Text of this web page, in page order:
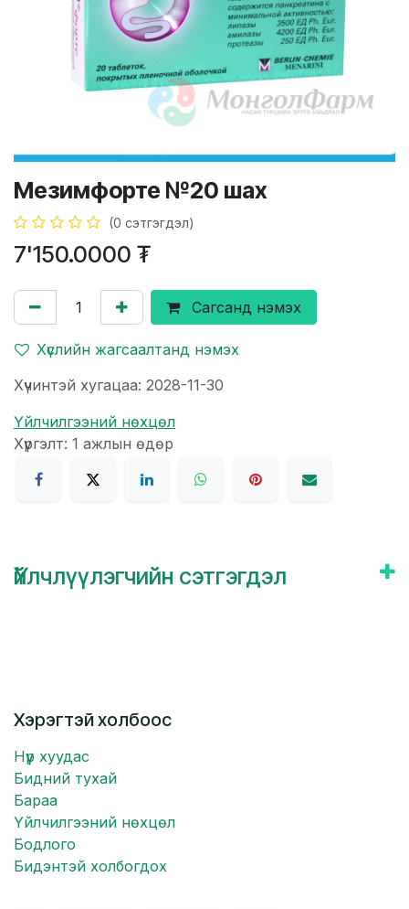
Мезимфорте №20 шах
(0 сэтгэгдэл)
7'150.0000 ₮
Сагсанд нэмэх
Хүслийн жагсаалтанд нэмэх
Хүчинтэй хугацаа: 2028-11-30
Үйлчилгээний нөхцөл
Хүргэлт: 1 ажлын өдөр
Үйлчлүүлэгчийн сэтгэгдэл
Хэрэгтэй холбоос
Нүүр хуудас
Бидний тухай
Бараа
Үйлчилгээний нөхцөл
Бодлого
Бидэнтэй холбогдох